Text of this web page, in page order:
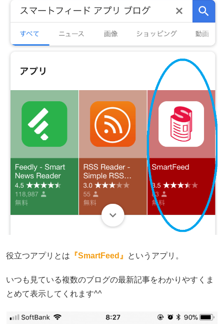
役立つアプリとは 『SmartFeed』 というアプリ。
いつも見ている複数のブログの最新記事をわかりやすくま
とめて表示してくれます^^